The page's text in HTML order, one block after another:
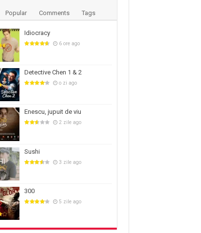
Popular Comments Tags
Idiocracy
6 ore ago
Detective Chen 1 & 2
o zi ago
Enescu, jupuit de viu
2 zile ago
Sushi
3 zile ago
300
5 zile ago